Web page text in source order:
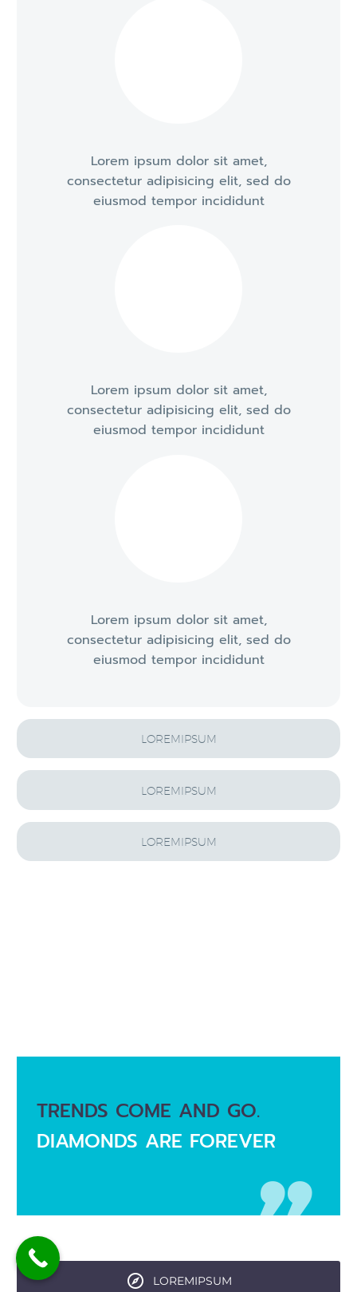
Lorem ipsum dolor sit amet,
consectetur adipisicing elit, sed do
eiusmod tempor incididunt
Lorem ipsum dolor sit amet,
consectetur adipisicing elit, sed do
eiusmod tempor incididunt
Lorem ipsum dolor sit amet,
consectetur adipisicing elit, sed do
eiusmod tempor incididunt
LOREMIPSUM
LOREMIPSUM
LOREMIPSUM
TRENDS COME AND GO.
DIAMONDS ARE FOREVER
LOREMIPSUM